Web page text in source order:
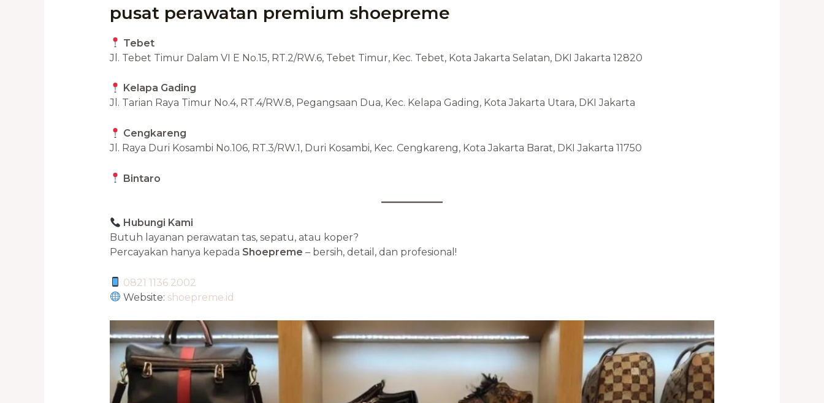
pusat perawatan premium shoepreme
Tebet
Jl. Tebet Timur Dalam VI E No.15, RT.2/RW.6, Tebet Timur, Kec. Tebet, Kota Jakarta Selatan, DKI Jakarta 12820
Kelapa Gading
Jl. Tarian Raya Timur No.4, RT.4/RW.8, Pegangsaan Dua, Kec. Kelapa Gading, Kota Jakarta Utara, DKI Jakarta
Cengkareng
Jl. Raya Duri Kosambi No.106, RT.3/RW.1, Duri Kosambi, Kec. Cengkareng, Kota Jakarta Barat, DKI Jakarta 11750
Bintaro
Hubungi Kami
Butuh layanan perawatan tas, sepatu, atau koper?
Percayakan hanya kepada Shoepreme – bersih, detail, dan profesional!
0821 1136 2002
Website: shoepreme.id